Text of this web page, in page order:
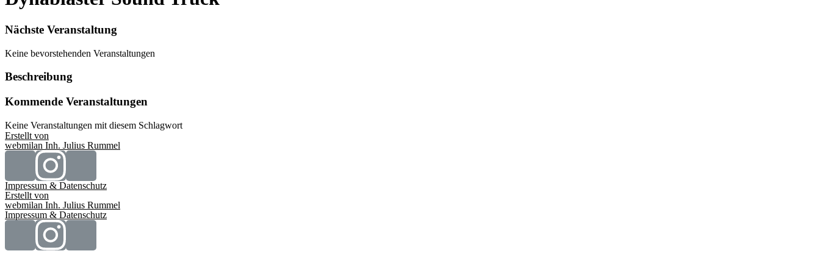
Nächste Veranstaltung
Keine bevorstehenden Veranstaltungen
Beschreibung
Kommende Veranstaltungen
Keine Veranstaltungen mit diesem Schlagwort
Erstellt von
webmilan Inh. Julius Rummel
Impressum & Datenschutz
Erstellt von
webmilan Inh. Julius Rummel
Impressum & Datenschutz